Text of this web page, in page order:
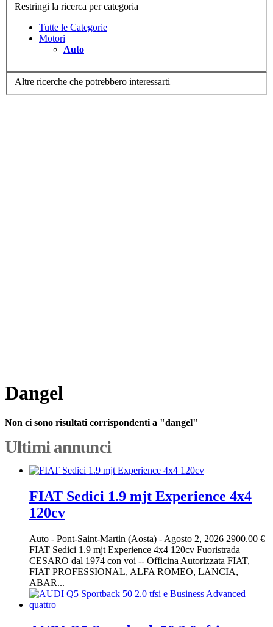
Restringi la ricerca per categoria
Tutte le Categorie
Motori
Auto
Altre ricerche che potrebbero interessarti
Dangel
Non ci sono risultati corrispondenti a "dangel"
Ultimi annunci
FIAT Sedici 1.9 mjt Experience 4x4
120cv
Auto - Pont-Saint-Martin (Aosta) - Agosto 2, 2026 2900.00 €
FIAT Sedici 1.9 mjt Experience 4x4 120cv Fuoristrada
CESARO dal 1974 con voi -- Officina Autorizzata FIAT,
FIAT PROFESSIONAL, ALFA ROMEO, LANCIA,
ABAR...